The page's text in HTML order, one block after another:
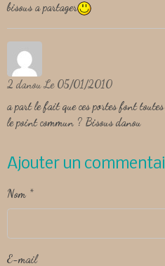
bisous a partager
2 danouLe 05/01/2010
a part le fait que ces portes font
le point commun ? Bisous danou
Ajouter un
Nom
E-mail